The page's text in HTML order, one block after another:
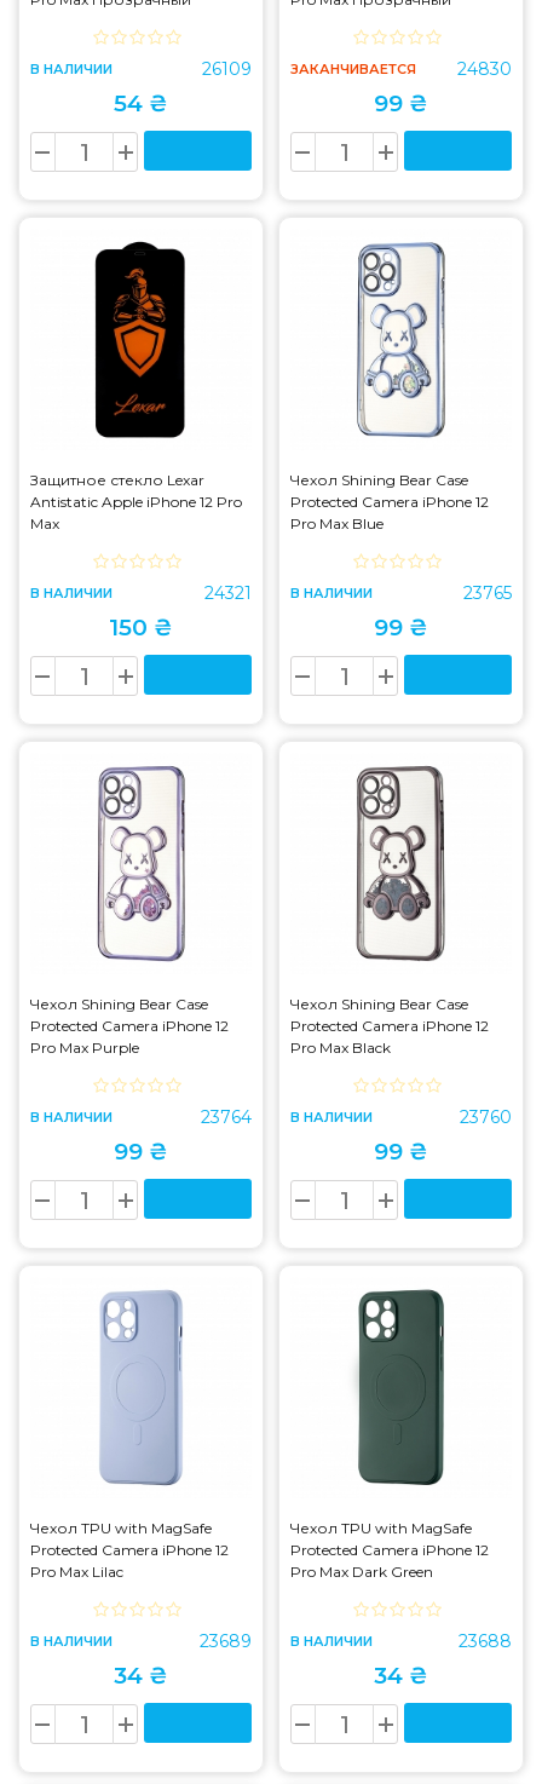
В НАЛИЧИИ 26109
54 ₴
ЗАКАНЧИВАЕТСЯ 24830
99 ₴
Защитное стекло Lexar
Antistatic Apple iPhone 12 Pro
Max
В НАЛИЧИИ 24321
150 ₴
Чехол Shining Bear Case
Protected Camera iPhone 12
Pro Max Blue
В НАЛИЧИИ 23765
99 ₴
Чехол Shining Bear Case
Protected Camera iPhone 12
Pro Max Purple
В НАЛИЧИИ 23764
99 ₴
Чехол Shining Bear Case
Protected Camera iPhone 12
Pro Max Black
В НАЛИЧИИ 23760
99 ₴
Чехол TPU with MagSafe
Protected Camera iPhone 12
Pro Max Lilac
В НАЛИЧИИ 23689
34 ₴
Чехол TPU with MagSafe
Protected Camera iPhone 12
Pro Max Dark Green
В НАЛИЧИИ 23688
34 ₴